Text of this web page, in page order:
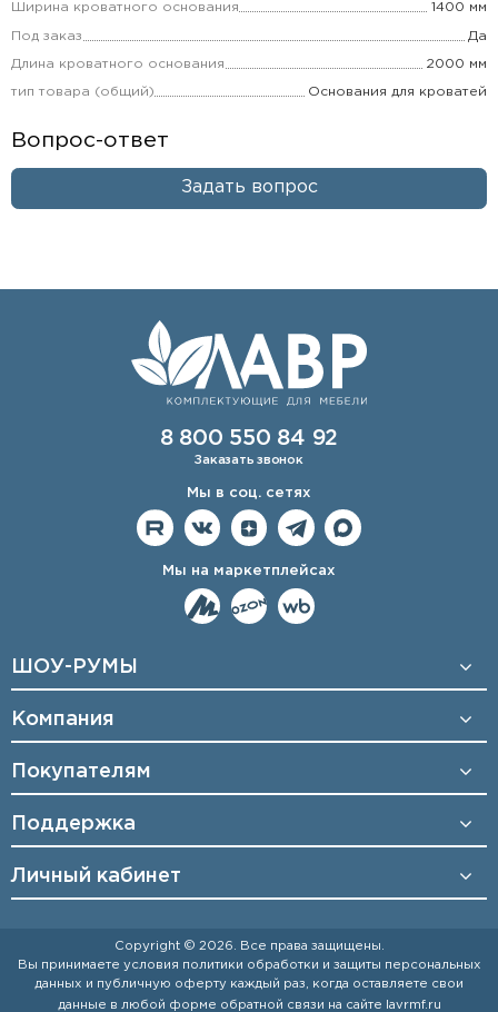
Ширина кроватного основания 1400 мм
Под заказ Да
Длина кроватного основания 2000 мм
тип товара (общий) Основания для кроватей
Вопрос-ответ
Задать вопрос
8 800 550 84 92
Заказать звонок
Мы в соц. сетях
Мы на маркетплейсах
ШОУ-РУМЫ
Компания
Покупателям
Поддержка
Личный кабинет
Copyright © 2026. Все права защищены.
Вы принимаете условия политики обработки и защиты персональных
данных и публичную оферту каждый раз, когда оставляете свои
данные в любой форме обратной связи на сайте
lavrmf.ru